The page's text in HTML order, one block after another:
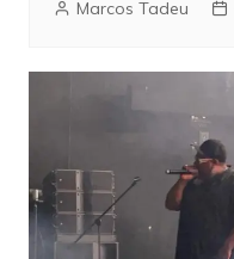
Marcos Tadeu